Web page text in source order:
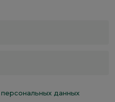
персональных данных